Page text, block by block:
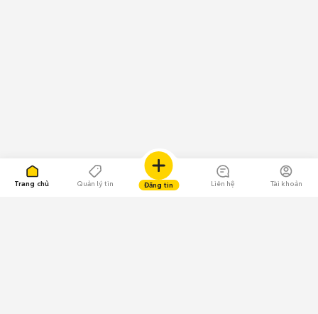
Trang chủ Quản lý tin Đăng tin Liên hệ Tài khoản